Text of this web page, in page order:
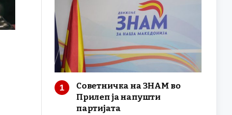
Советничка на ЗНАМ во
Прилеп ја напушти
партијата